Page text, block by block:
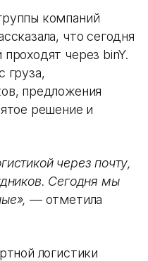
компаний
что сегодня
через binY.
груза,
предложения
решение и
через почту,
Сегодня мы
— отметила
логистики